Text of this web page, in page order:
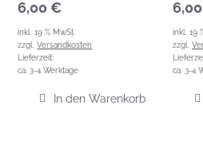
6,00 €
inkl. 19 % MwSt.
zzgl.Versandkosten
Lieferzeit:
ca. 3-4 Werktage
In den Warenkorb
6,00
inkl. 19
zzgl.
ca. 3-4